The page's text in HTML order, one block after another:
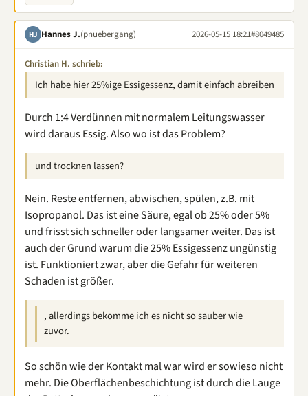
HJ Hannes J.(pnuebergang) 2026-05-15 18:21#8049485
Christian H. schrieb:
Ich habe hier 25%ige Essigessenz, damit einfach abreiben
Durch 1:4 Verdünnen mit normalem Leitungswasser
wird daraus Essig. Also wo ist das Problem?
und trocknen lassen?
Nein. Reste entfernen, abwischen, spülen, z.B. mit
Isopropanol. Das ist eine Säure, egal ob 25% oder 5%
und frisst sich schneller oder langsamer weiter. Das ist
auch der Grund warum die 25% Essigessenz ungünstig
ist. Funktioniert zwar, aber die Gefahr für weiteren
Schaden ist größer.
, allerdings bekomme ich es nicht so sauber wie
zuvor.
So schön wie der Kontakt mal war wird er sowieso nicht
mehr. Die Oberflächenbeschichtung ist durch die Lauge